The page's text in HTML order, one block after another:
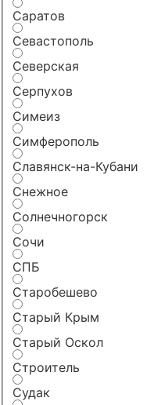
Саратов
Севастополь
Северская
Серпухов
Симеиз
Симферополь
Славянск-на-Кубани
Снежное
Солнечногорск
Сочи
СПБ
Старобешево
Старый Крым
Старый Оскол
Строитель
Судак